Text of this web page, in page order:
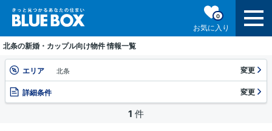
お気に入り
0
北条の新婚・カップル向け物件 情報一覧
エリア 北条 変更
詳細条件 変更
1 件